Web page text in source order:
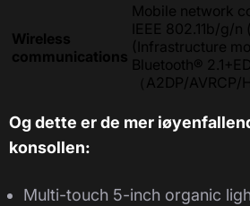
Wireless
communications
Mobile network
IEEE 802.11b/g/
(Infrastructure
Bluetooth®
（A2DP/AVRCP/
Og dette er de mer
konsollen:
Multi-touch 5-inch organic